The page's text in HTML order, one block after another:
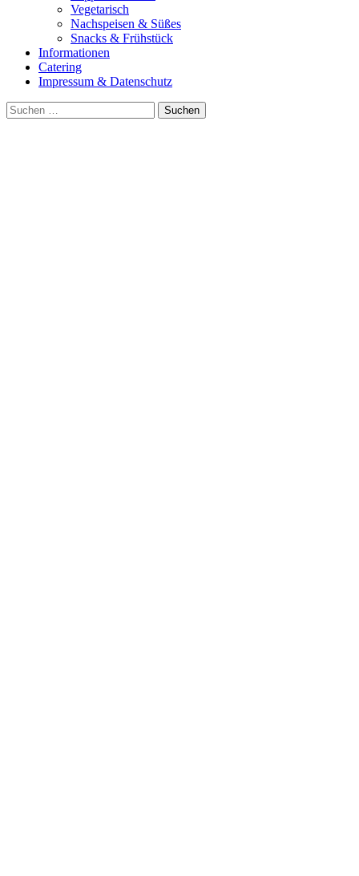
Vegetarisch
Nachspeisen & Süßes
Snacks & Frühstück
Informationen
Catering
Impressum & Datenschutz
Suche
nach: